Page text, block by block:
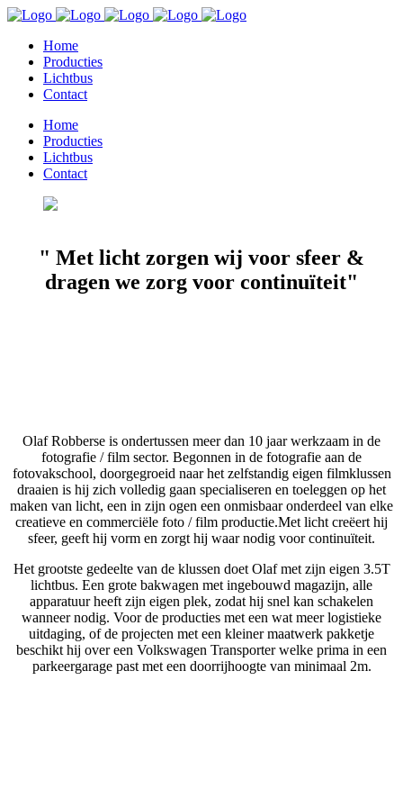
Home
Producties
Lichtbus
Contact
Home
Producties
Lichtbus
Contact
" Met licht zorgen wij voor sfeer &
dragen we zorg voor continuïteit"
Olaf Robberse is ondertussen meer dan 10 jaar werkzaam in de
fotografie / film sector. Begonnen in de fotografie aan de
fotovakschool, doorgegroeid naar het zelfstandig eigen filmklussen
draaien is hij zich volledig gaan specialiseren en toeleggen op het
maken van licht, een in zijn ogen een onmisbaar onderdeel van elke
creatieve en commerciële foto / film productie.Met licht creëert hij
sfeer, geeft hij vorm en zorgt hij waar nodig voor continuïteit.
Het grootste gedeelte van de klussen doet Olaf met zijn eigen 3.5T
lichtbus. Een grote bakwagen met ingebouwd magazijn, alle
apparatuur heeft zijn eigen plek, zodat hij snel kan schakelen
wanneer nodig. Voor de producties met een wat meer logistieke
uitdaging, of de projecten met een kleiner maatwerk pakketje
beschikt hij over een Volkswagen Transporter welke prima in een
parkeergarage past met een doorrijhoogte van minimaal 2m.